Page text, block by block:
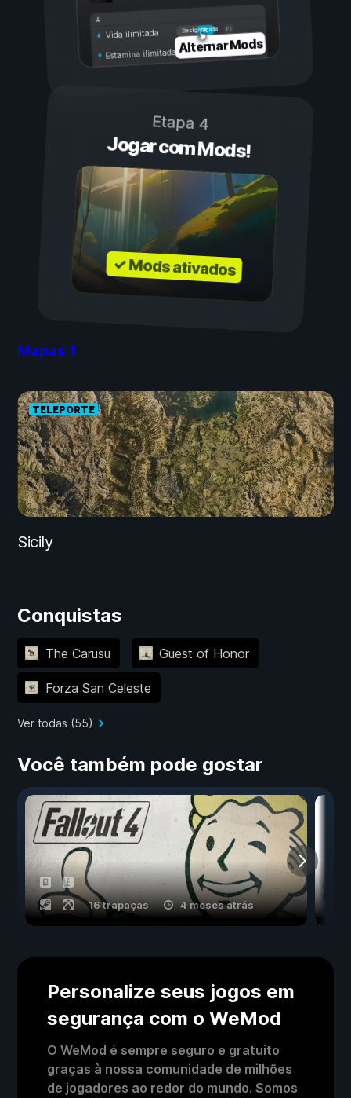
Ligada
Desligada
Vida ilimitada
Estamina ilimitadaAlternar Mods
Etapa 4
Jogar com Mods!
✓ Mods ativados
Mapas 1
TELEPORTE
Sicily
Conquistas
The Carusu Guest of Honor
Forza San Celeste
Ver todas (55)
Você também pode gostar
16 trapaças 4 meses atrás
Personalize seus jogos em
segurança com o WeMod
O WeMod é sempre seguro e gratuito
graças à nossa comunidade de milhões
de jogadores ao redor do mundo. Somos